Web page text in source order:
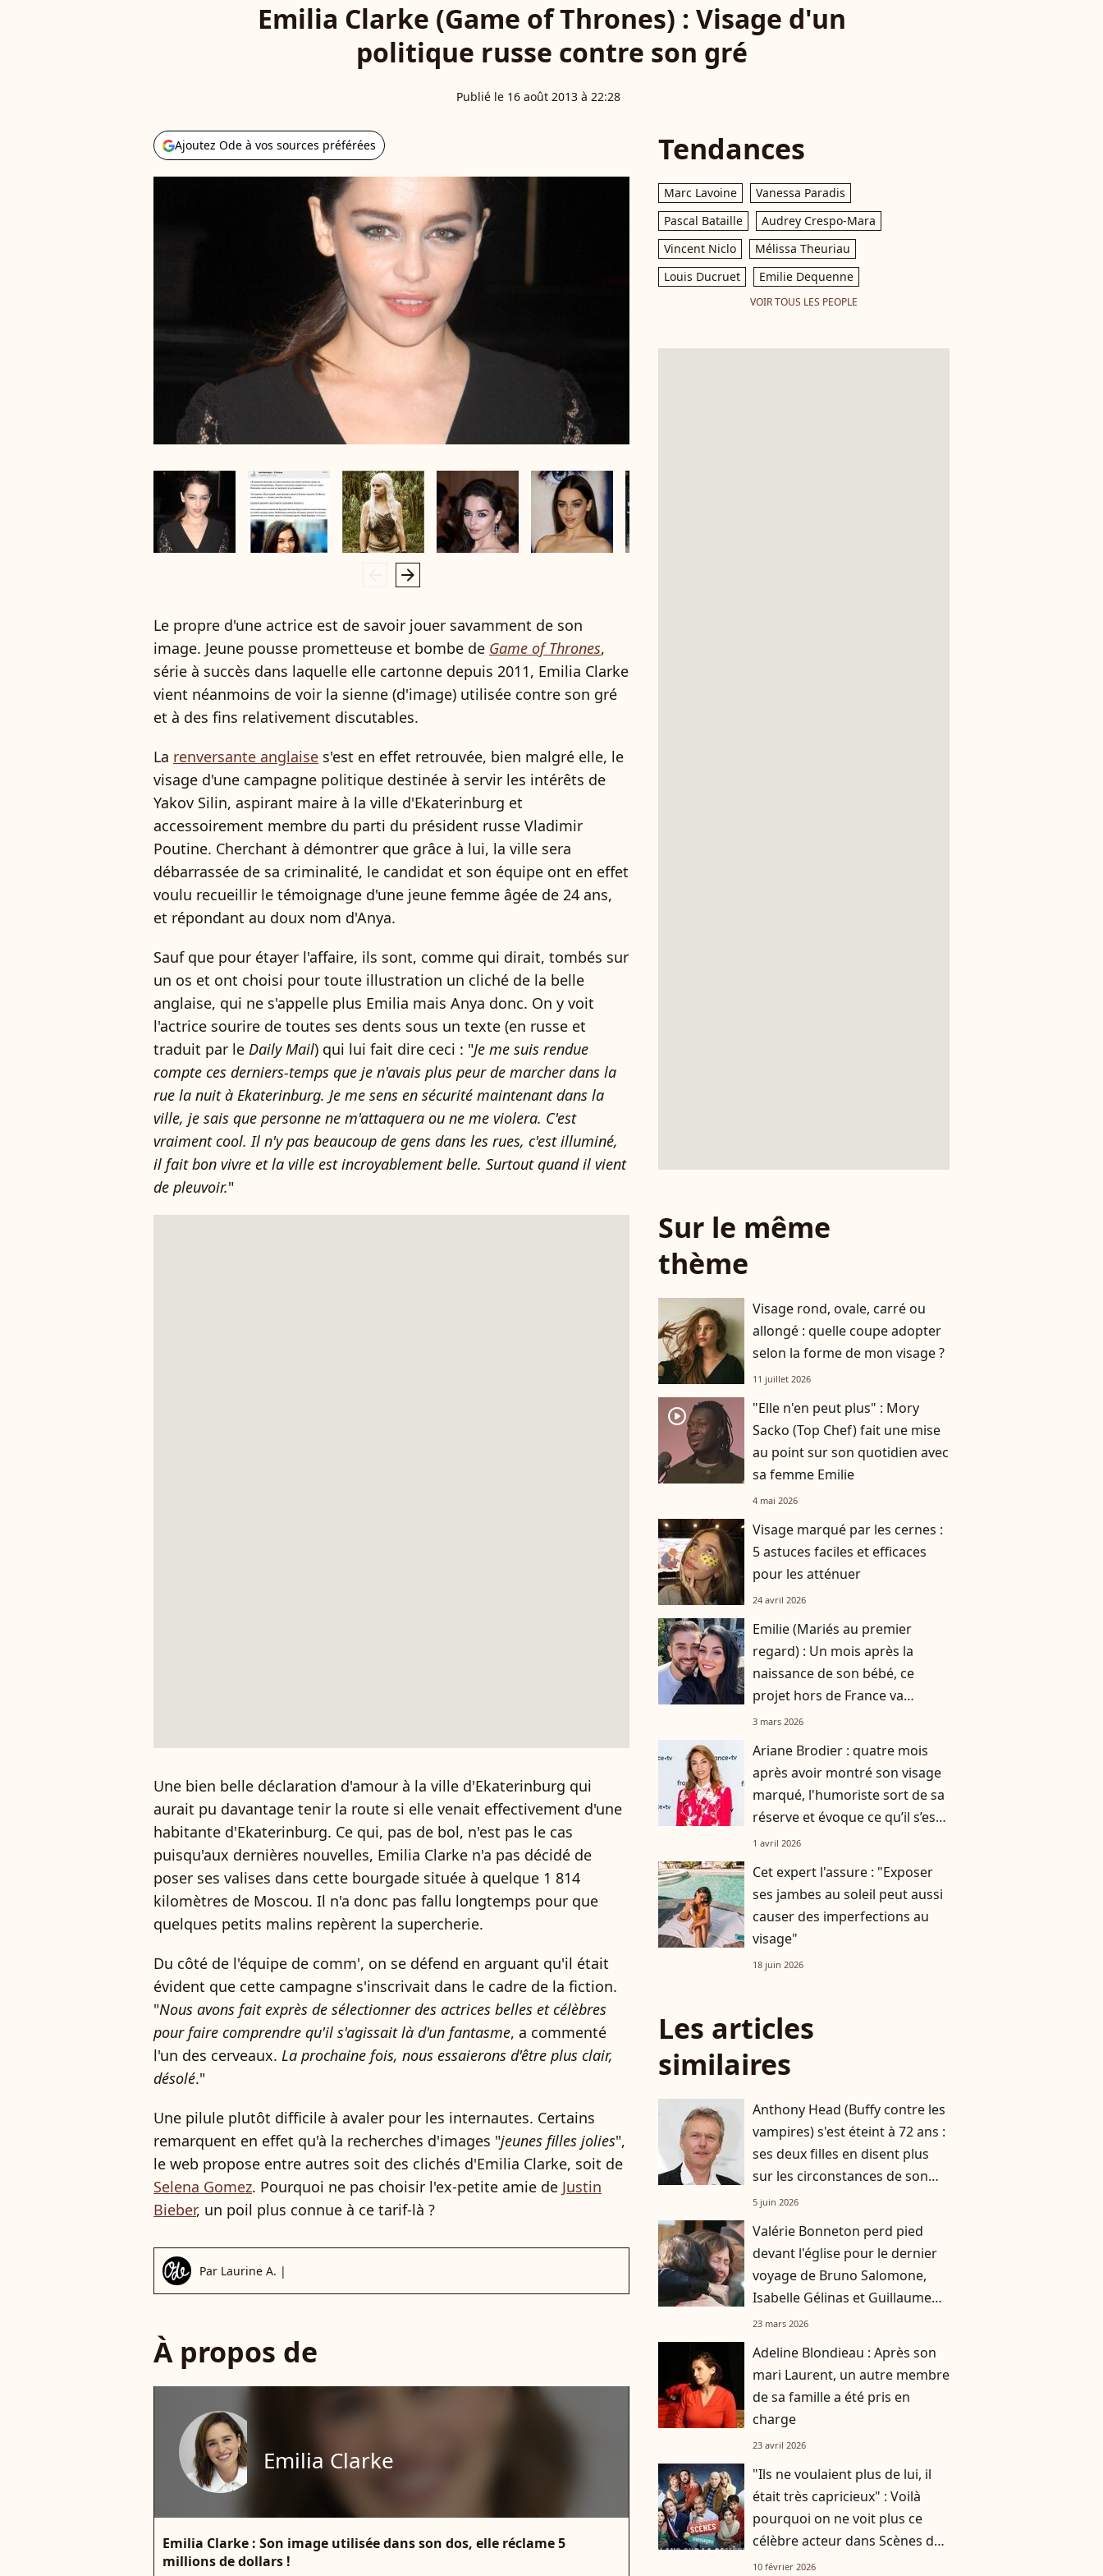
Emilia Clarke (Game of Thrones) : Visage d'un
politique russe contre son gré
Publié le 16 août 2013 à 22:28
Ajoutez Ode à vos sources préférées
arrow_right
Le propre d'une actrice est de savoir jouer savamment de son
image. Jeune pousse prometteuse et bombe de Game of Thrones,
série à succès dans laquelle elle cartonne depuis 2011, Emilia Clarke
vient néanmoins de voir la sienne (d'image) utilisée contre son gré
et à des fins relativement discutables.
La renversante anglaise s'est en effet retrouvée, bien malgré elle, le
visage d'une campagne politique destinée à servir les intérêts de
Yakov Silin, aspirant maire à la ville d'Ekaterinburg et
accessoirement membre du parti du président russe Vladimir
Poutine. Cherchant à démontrer que grâce à lui, la ville sera
débarrassée de sa criminalité, le candidat et son équipe ont en effet
voulu recueillir le témoignage d'une jeune femme âgée de 24 ans,
et répondant au doux nom d'Anya.
Sauf que pour étayer l'affaire, ils sont, comme qui dirait, tombés sur
un os et ont choisi pour toute illustration un cliché de la belle
anglaise, qui ne s'appelle plus Emilia mais Anya donc. On y voit
l'actrice sourire de toutes ses dents sous un texte (en russe et
traduit par le Daily Mail) qui lui fait dire ceci : "Je me suis rendue
compte ces derniers-temps que je n'avais plus peur de marcher dans la
rue la nuit à Ekaterinburg. Je me sens en sécurité maintenant dans la
ville, je sais que personne ne m'attaquera ou ne me violera. C'est
vraiment cool. Il n'y pas beaucoup de gens dans les rues, c'est illuminé,
il fait bon vivre et la ville est incroyablement belle. Surtout quand il vient
de pleuvoir."
Une bien belle déclaration d'amour à la ville d'Ekaterinburg qui
aurait pu davantage tenir la route si elle venait effectivement d'une
habitante d'Ekaterinburg. Ce qui, pas de bol, n'est pas le cas
puisqu'aux dernières nouvelles, Emilia Clarke n'a pas décidé de
poser ses valises dans cette bourgade située à quelque 1 814
kilomètres de Moscou. Il n'a donc pas fallu longtemps pour que
quelques petits malins repèrent la supercherie.
Du côté de l'équipe de comm', on se défend en arguant qu'il était
évident que cette campagne s'inscrivait dans le cadre de la fiction.
"Nous avons fait exprès de sélectionner des actrices belles et célèbres
pour faire comprendre qu'il s'agissait là d'un fantasme, a commenté
l'un des cerveaux. La prochaine fois, nous essaierons d'être plus clair,
désolé."
Une pilule plutôt difficile à avaler pour les internautes. Certains
remarquent en effet qu'à la recherches d'images "jeunes filles jolies",
le web propose entre autres soit des clichés d'Emilia Clarke, soit de
Selena Gomez. Pourquoi ne pas choisir l'ex-petite amie de Justin
Bieber, un poil plus connue à ce tarif-là ?
Par Laurine A. |
À propos de
Emilia Clarke
Emilia Clarke : Son image utilisée dans son dos, elle réclame 5
millions de dollars !
Tendances
Marc Lavoine
Vanessa Paradis
Pascal Bataille
Audrey Crespo-Mara
Vincent Niclo
Mélissa Theuriau
Louis Ducruet
Emilie Dequenne
VOIR TOUS LES PEOPLE
Sur le même
thème
Visage rond, ovale, carré ou
allongé : quelle coupe adopter
selon la forme de mon visage ?
11 juillet 2026
player2
"Elle n'en peut plus" : Mory
Sacko (Top Chef) fait une mise
au point sur son quotidien avec
sa femme Emilie
4 mai 2026
Visage marqué par les cernes :
5 astuces faciles et efficaces
pour les atténuer
24 avril 2026
Emilie (Mariés au premier
regard) : Un mois après la
naissance de son bébé, ce
projet hors de France va
changer son quotidien
3 mars 2026
Ariane Brodier : quatre mois
après avoir montré son visage
marqué, l'humoriste sort de sa
réserve et évoque ce qu’il s’est
passé
1 avril 2026
Cet expert l'assure : "Exposer
ses jambes au soleil peut aussi
causer des imperfections au
visage"
18 juin 2026
Les articles
similaires
Anthony Head (Buffy contre les
vampires) s'est éteint à 72 ans :
ses deux filles en disent plus
sur les circonstances de son
départ
5 juin 2026
Valérie Bonneton perd pied
devant l'église pour le dernier
voyage de Bruno Salomone,
Isabelle Gélinas et Guillaume
de Tonquédec pas loin
23 mars 2026
Adeline Blondieau : Après son
mari Laurent, un autre membre
de sa famille a été pris en
charge
23 avril 2026
"Ils ne voulaient plus de lui, il
était très capricieux" : Voilà
pourquoi on ne voit plus ce
célèbre acteur dans Scènes de
ménages
10 février 2026